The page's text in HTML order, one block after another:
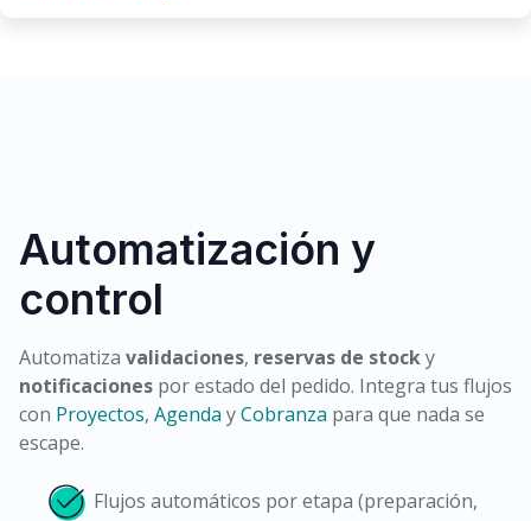
Automatización y
control
Automatiza validaciones, reservas de stocky
notificaciones por estado del pedido. Integra tus flujos
con Proyectos, Agenda yCobranza para que nada se
escape.
Flujos automáticos por etapa (preparación,